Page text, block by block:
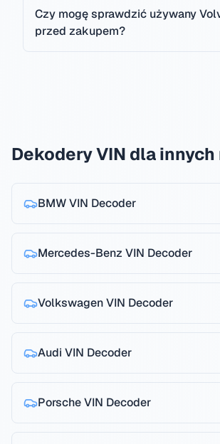
Czy mogę sprawdzić używany
przed zakupem?
Dekodery VIN dla
BMWVIN Decoder
Mercedes-Benz VIN Decoder
VolkswagenVIN Decoder
Audi VIN Decoder
PorscheVIN Decoder